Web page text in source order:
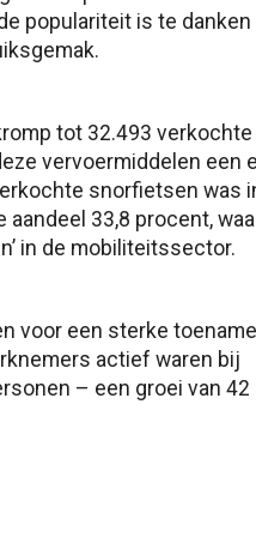
populariteit is te danken
tot 32.493
vervoermiddelen een
snorfietsen was
33,8 procent,
in de mobiliteitssector.
voor een sterke
actief waren bij
– een groei van